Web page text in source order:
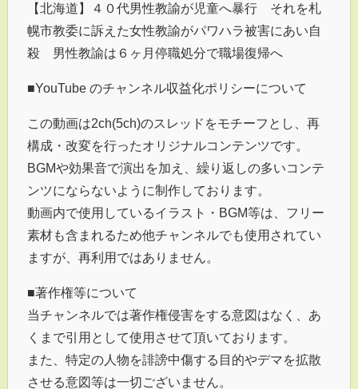
【北海道】４０代男性教諭が児童へ暴行 それを札
幌市教委に訴えた女性教諭がパワハラ被害にあい自
殺 男性教諭は６ヶ月停職処分で職場復帰へ
■YouTube のチャンネル収益化ポリシーについて
この動画は2ch(5ch)のスレッドをモチーフとし、再
構成・改変を行ったオリジナルコンテンツです。
BGMや効果音で演出を加え、繰り返しの多いコンテ
ンツにならないように制作しております。
動画内で使用しているイラスト・BGM等は、フリー
素材も含まれるため他チャンネルでも使用されてい
ますが、再利用ではありません。
■著作権等について
当チャンネルでは著作権侵害をする意図はなく、あ
くまで引用として使用させて頂いております。
また、特定の人物を誹謗中傷する目的やデマを拡散
させる意図等は一切ございません。